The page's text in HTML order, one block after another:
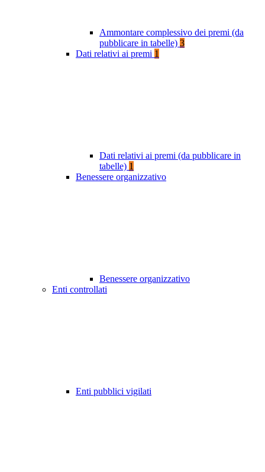
Ammontare complessivo dei premi (da
pubblicare in tabelle) 3
Dati relativi ai premi 1
Dati relativi ai premi (da pubblicare in
tabelle) 1
Benessere organizzativo
Benessere organizzativo
Enti controllati
Enti pubblici vigilati